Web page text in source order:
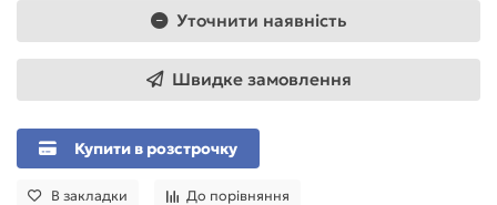
Уточнити наявність
Швидке замовлення
Купити в розстрочку
В закладки До порівняння